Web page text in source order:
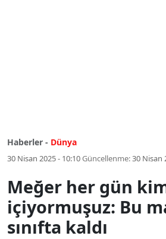
Haberler - Dünya
30 Nisan 2025 - 10:10Güncellenme:30 Nisan
Meğer her gün
içiyormuşuz: Bu
sınıfta kaldı